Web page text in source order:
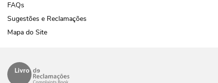
FAQs
Sugestões e Reclamações
Mapa do Site